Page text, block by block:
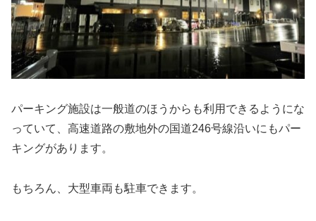
パーキング施設は一般道のほうからも利用できるようにな
っていて、高速道路の敷地外の国道246号線沿いにもパー
キングがあります。
もちろん、大型車両も駐車できます。